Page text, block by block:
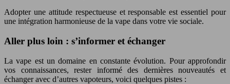
Adopter une attitude respectueuse et responsable est essentiel pour
une intégration harmonieuse de la vape dans votre vie sociale.
Aller plus loin : s’informer et échanger
La vape est un domaine en constante évolution. Pour approfondir
vos connaissances, rester informé des dernières nouveautés et
échanger avec d’autres vapoteurs, voici quelques pistes :